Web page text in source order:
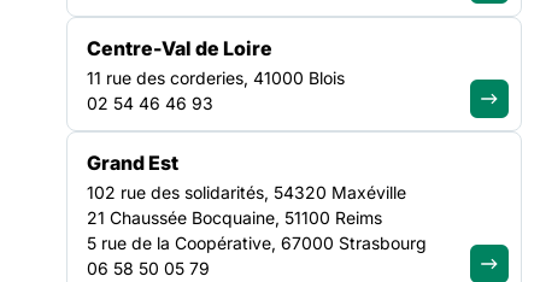
UNE MOBILISATION NATIONALE
Centre-Val de Loire
11 rue des corderies, 41000 Blois
02 54 46 46 93
Grand Est
102 rue des solidarités, 54320 Maxéville
21 Chaussée Bocquaine, 51100 Reims
5 rue de la Coopérative, 67000 Strasbourg
06 58 50 05 79